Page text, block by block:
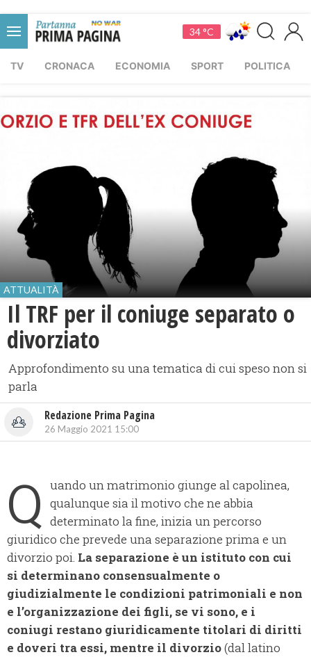
34 °C
TV CRONACA ECONOMIA SPORT POLITICA
ATTUALITÀ
Il TRF per il coniuge separato o
divorziato
Approfondimento su una tematica di cui speso non si
parla
Redazione Prima Pagina
26 Maggio 2021 15:00
Q
uando un matrimonio giunge al capolinea,
qualunque sia il motivo che ne abbia
determinato la fine, inizia un percorso
giuridico che prevede una separazione prima e un
divorzio poi. La separazione è un istituto con cui
si determinano consensualmente o
giudizialmente le condizioni patrimoniali e non
e l’organizzazione dei figli, se vi sono, e i
coniugi restano giuridicamente titolari di diritti
e doveri tra essi, mentre il divorzio(dal latino